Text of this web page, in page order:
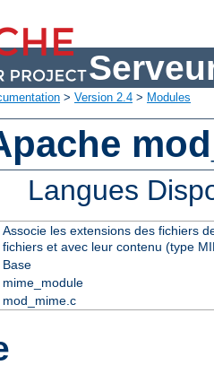
> Version 2.4 > Modules
Langues
Associe les extensions des fichiers
fichiers et avec leur contenu (type
Base
mime_module
mod_mime.c